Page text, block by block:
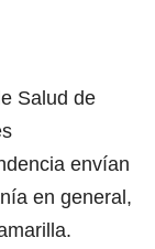
Salud de
envían
en general,